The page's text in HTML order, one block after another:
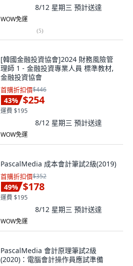
8/12 星期三 預計送達
WOW免運
(5)
[韓國金融投資協會]2024 財務風險管
理師 1 - 金融投資專業人員 標準教材,
金融投資協會
首購折扣價$446
43% $254
運費 $195
8/12 星期三 預計送達
WOW免運
PascalMedia 成本會計筆試2級(2019)
首購折扣價$352
49% $178
運費 $195
8/12 星期三 預計送達
WOW免運
PascalMedia 會計原理筆試2級
(2020)：電腦會計操作員應試準備